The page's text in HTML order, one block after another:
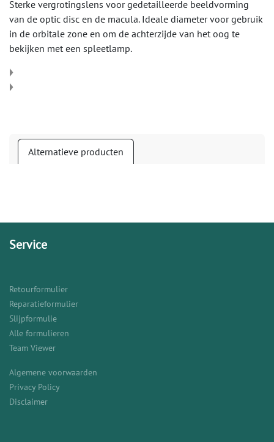
Sterke vergrotingslens voor gedetailleerde beeldvorming
van de optic disc en de macula. Ideale diameter voor gebruik
in de orbitale zone en om de achterzijde van het oog te
bekijken met een spleetlamp.
Alternatieve producten
Service
Retourformulier
Reparatieformulier
Slijpformulie
Alle formulieren
Team Viewer
Algemene voorwaarden
Privacy Policy
Disclaimer